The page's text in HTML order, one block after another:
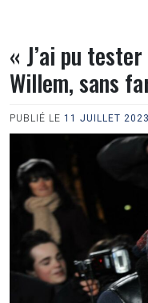
« J’ai pu
Willem, sans
PUBLIÉ LE 11 JUILLET 2023